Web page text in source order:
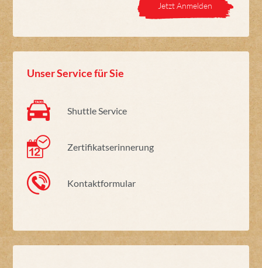
Jetzt Anmelden
Unser Service für Sie
Shuttle Service
Zertifikatserinnerung
Kontaktformular